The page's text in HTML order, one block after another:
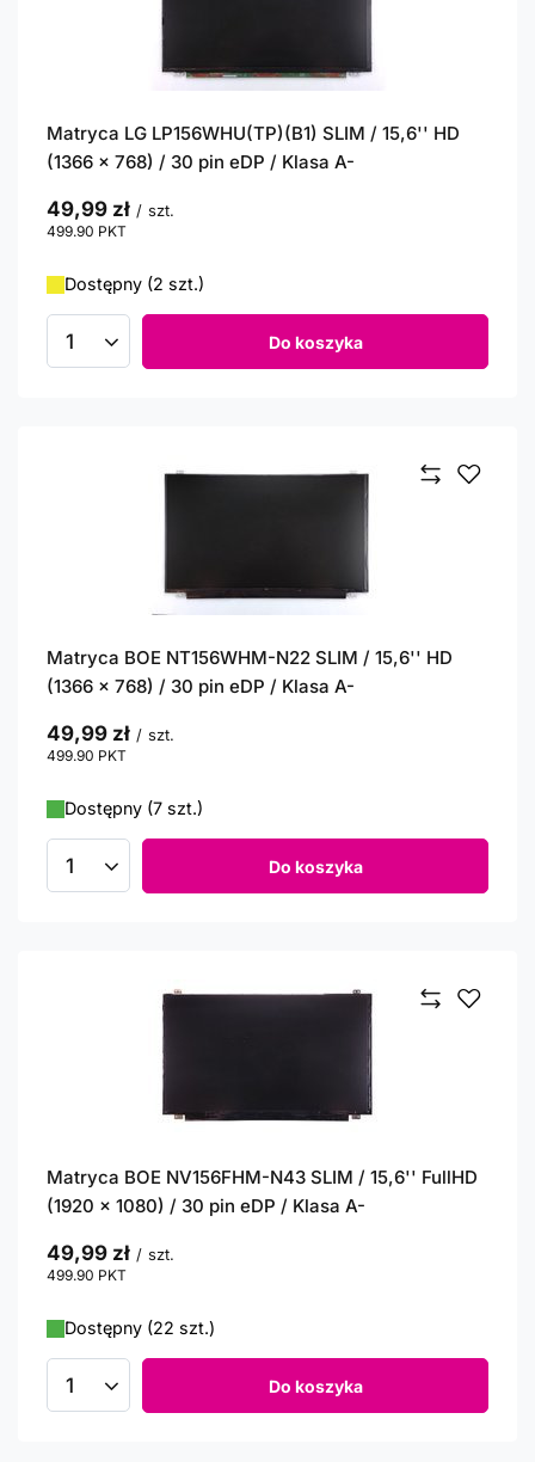
Matryca LG LP156WHU(TP)(B1) SLIM / 15,6'' HD
(1366 x 768) / 30 pin eDP / Klasa A-
49,99 zł / szt.
499.90 PKT
Dostępny (2 szt.)
Ilość produktów Do koszyka
Matryca BOE NT156WHM-N22 SLIM / 15,6'' HD
(1366 x 768) / 30 pin eDP / Klasa A-
49,99 zł / szt.
499.90 PKT
Dostępny (7 szt.)
Ilość produktów Do koszyka
Matryca BOE NV156FHM-N43 SLIM / 15,6'' FullHD
(1920 x 1080) / 30 pin eDP / Klasa A-
49,99 zł / szt.
499.90 PKT
Dostępny (22 szt.)
Ilość produktów Do koszyka